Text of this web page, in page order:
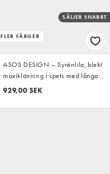
FLER FÄRGER
SÄLJER SNABBT
ASOS DESIGN – Syrénlila, blekt
maxiklänning i spets med långa
ärmar och bara axlar
929,00 SEK